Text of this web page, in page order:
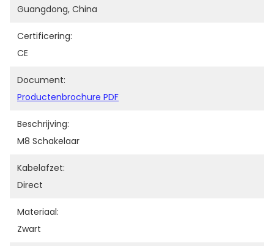
Guangdong, China
Certificering:
CE
Document:
Productenbrochure PDF
Beschrijving:
M8 Schakelaar
Kabelafzet:
Direct
Materiaal:
Zwart